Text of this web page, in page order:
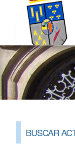
BUSCAR